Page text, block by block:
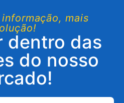
mais
dentro das
do nosso